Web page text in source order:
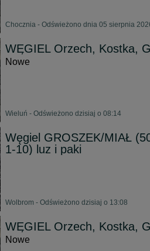
Chocznia - Odświeżono dnia 05 sierpnia
WĘGIEL Orzech, Kostka,
Nowe
Wieluń - Odświeżono dzisiaj o 08:14
Węgiel GROSZEK/MIAŁ
1-10) luz i paki
Wolbrom - Odświeżono dzisiaj o 13:08
WĘGIEL Orzech, Kostka,
Nowe